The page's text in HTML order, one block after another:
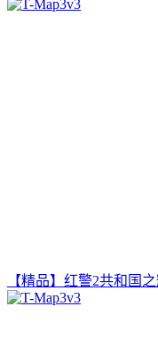
【精品】红警2共和国